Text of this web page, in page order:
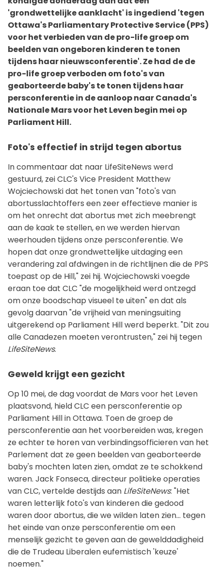
'grondwettelijke aanklacht' is ingediend 'tegen
Ottawa's Parliamentary Protective Service (PPS)
voor het verbieden van de pro-life groep om
beelden van ongeboren kinderen te tonen
tijdens haar nieuwsconferentie'. Ze had de de
pro-life groep verboden om foto's van
geaborteerde baby's te tonen tijdens haar
persconferentie in de aanloop naar Canada's
Nationale Mars voor het Leven begin mei op
Parliament Hill.
Foto's effectief in strijd tegen abortus
In commentaar dat naar LifeSiteNews werd
gestuurd, zei CLC's Vice President Matthew
Wojciechowski dat het tonen van "foto's van
abortusslachtoffers een zeer effectieve manier is
om het onrecht dat abortus met zich meebrengt
aan de kaak te stellen, en we werden hiervan
weerhouden tijdens onze persconferentie. We
hopen dat onze grondwettelijke uitdaging een
verandering zal afdwingen in de richtlijnen die de PPS
toepast op de Hill," zei hij. Wojciechowski voegde
eraan toe dat CLC "de mogelijkheid werd ontzegd
om onze boodschap visueel te uiten" en dat als
gevolg daarvan "de vrijheid van meningsuiting
uitgerekend op Parliament Hill werd beperkt. "Dit zou
alle Canadezen moeten verontrusten," zei hij tegen
LifeSiteNews.
Geweld krijgt een gezicht
Op 10 mei, de dag voordat de Mars voor het Leven
plaatsvond, hield CLC een persconferentie op
Parliament Hill in Ottawa. Toen de groep de
persconferentie aan het voorbereiden was, kregen
ze echter te horen van verbindingsofficieren van het
Parlement dat ze geen beelden van geaborteerde
baby's mochten laten zien, omdat ze te schokkend
waren. Jack Fonseca, directeur politieke operaties
van CLC, vertelde destijds aan LifeSiteNews: "Het
waren letterlijk foto's van kinderen die gedood
waren door abortus, die we wilden laten zien... tegen
het einde van onze persconferentie om een
menselijk gezicht te geven aan de gewelddadigheid
die de Trudeau Liberalen eufemistisch 'keuze'
noemen."